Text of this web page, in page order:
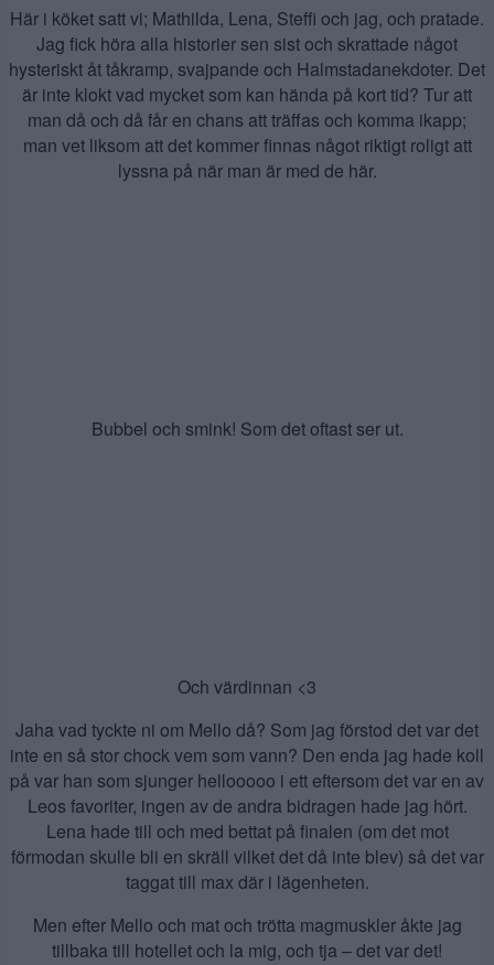
Här i köket satt vi; Mathilda, Lena, Steffi och jag, och pratade.
Jag fick höra alla historier sen sist och skrattade något
hysteriskt åt tåkramp, svajpande och Halmstadanekdoter. Det
är inte klokt vad mycket som kan hända på kort tid? Tur att
man då och då får en chans att träffas och komma ikapp;
man vet liksom att det kommer finnas något riktigt roligt att
lyssna på när man är med de här.
Bubbel och smink! Som det oftast ser ut.
Och värdinnan <3
Jaha vad tyckte ni om Mello då? Som jag förstod det var det
inte en så stor chock vem som vann? Den enda jag hade koll
på var han som sjunger hellooooo i ett eftersom det var en av
Leos favoriter, ingen av de andra bidragen hade jag hört.
Lena hade till och med bettat på finalen (om det mot
förmodan skulle bli en skräll vilket det då inte blev) så det var
taggat till max där i lägenheten.
Men efter Mello och mat och trötta magmuskler åkte jag
tillbaka till hotellet och la mig, och tja – det var det!